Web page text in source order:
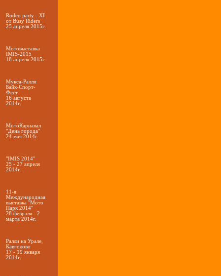
Rodeo party - XI
от Busy Riders
25 апреля 2015г.
Мотовыставка
IMIS-2015
18 апреля 2015г.
Мукса-Ралли
Байк-Спорт-
Фест
16 августа
2014г.
МотоКарнавал
"День города"
24 мая 2014г.
"IMIS 2014"
25 - 27 апреля
2014г.
11-я
Международная
выставка "Мото
Парк 2014"
28 февраля - 2
марта 2014г.
Ралли на Урале,
Кавголово
17 - 19 января
2014г.